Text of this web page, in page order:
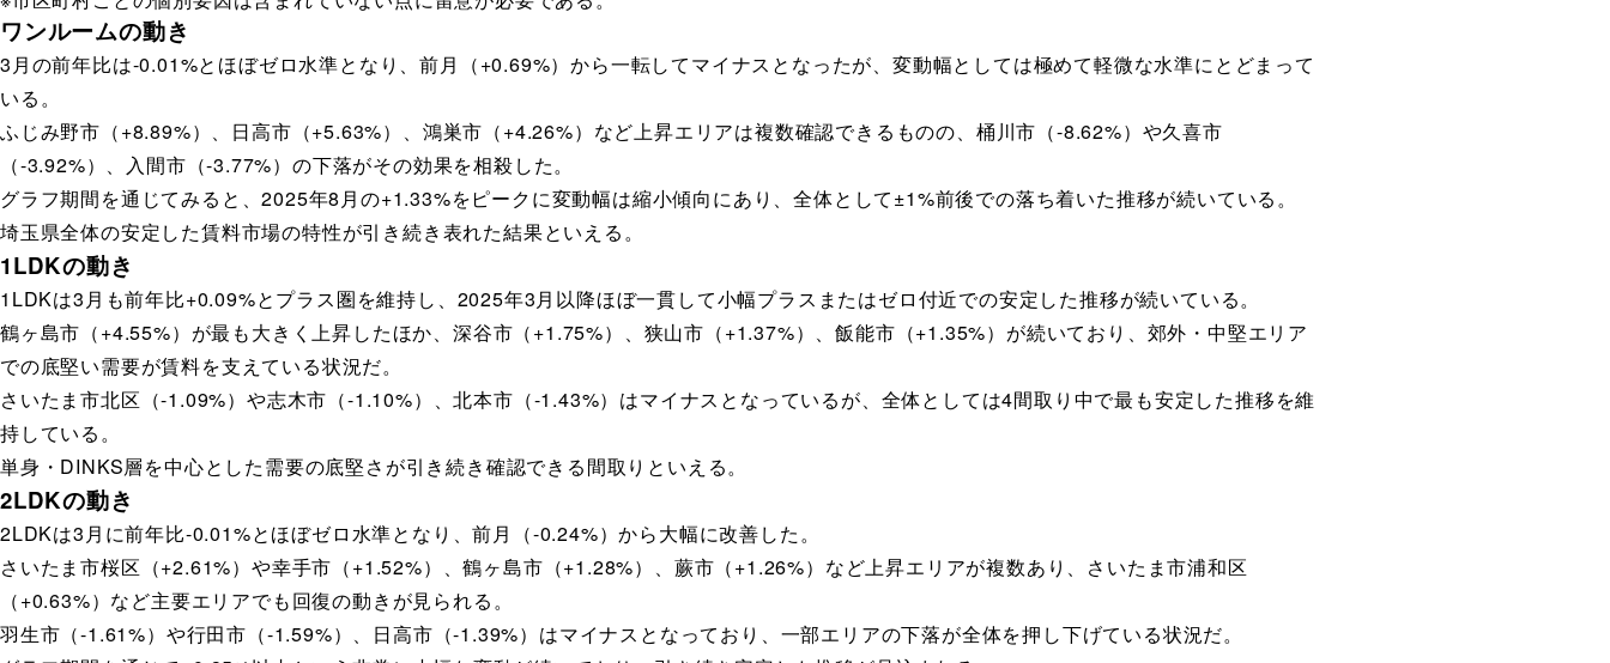
ワンルームの動き
3月の前年比は-0.01%とほぼゼロ水準となり、前月（+0.69%）から一転してマイナスとなったが、変動幅としては極めて軽微な水準にとどまって
いる。
ふじみ野市（+8.89%）、日高市（+5.63%）、鴻巣市（+4.26%）など上昇エリアは複数確認できるものの、桶川市（-8.62%）や久喜市
（-3.92%）、入間市（-3.77%）の下落がその効果を相殺した。
グラフ期間を通じてみると、2025年8月の+1.33%をピークに変動幅は縮小傾向にあり、全体として±1%前後での落ち着いた推移が続いている。
埼玉県全体の安定した賃料市場の特性が引き続き表れた結果といえる。
1LDKの動き
1LDKは3月も前年比+0.09%とプラス圏を維持し、2025年3月以降ほぼ一貫して小幅プラスまたはゼロ付近での安定した推移が続いている。
鶴ヶ島市（+4.55%）が最も大きく上昇したほか、深谷市（+1.75%）、狭山市（+1.37%）、飯能市（+1.35%）が続いており、郊外・中堅エリア
での底堅い需要が賃料を支えている状況だ。
さいたま市北区（-1.09%）や志木市（-1.10%）、北本市（-1.43%）はマイナスとなっているが、全体としては4間取り中で最も安定した推移を維
持している。
単身・DINKS層を中心とした需要の底堅さが引き続き確認できる間取りといえる。
2LDKの動き
2LDKは3月に前年比-0.01%とほぼゼロ水準となり、前月（-0.24%）から大幅に改善した。
さいたま市桜区（+2.61%）や幸手市（+1.52%）、鶴ヶ島市（+1.28%）、蕨市（+1.26%）など上昇エリアが複数あり、さいたま市浦和区
（+0.63%）など主要エリアでも回復の動きが見られる。
羽生市（-1.61%）や行田市（-1.59%）、日高市（-1.39%）はマイナスとなっており、一部エリアの下落が全体を押し下げている状況だ。